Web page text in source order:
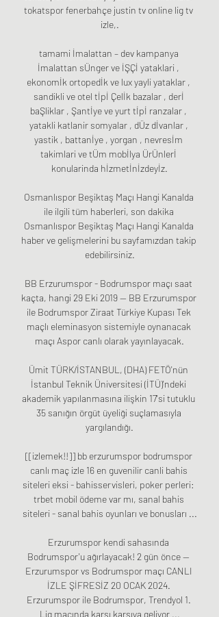
tokatspor fenerbahçe justin tv online lig tv
izle,.
tamami İmalattan – dev kampanya
İmalattan sÜnger ve İŞÇİ yataklari ,
ekonomİk ortopedİk ve lux yayli yataklar ,
sandikli ve otel tİpİ Çelİk bazalar , derİ
baŞliklar , Şantİye ve yurt tİpİ ranzalar ,
yatakli katlanir somyalar , dÜz dİvanlar ,
yastik , battanİye , yorgan , nevresİm
takimlari ve tÜm mobİlya ÜrÜnlerİ
konularinda hİzmetİnİzdeyİz.
Osmanlıspor Beşiktaş Maçı Hangi Kanalda
ile ilgili tüm haberleri, son dakika
Osmanlıspor Beşiktaş Maçı Hangi Kanalda
haber ve gelişmelerini bu sayfamızdan takip
edebilirsiniz.
BB Erzurumspor - Bodrumspor maçı saat
kaçta, hangi 29 Eki 2019 — BB Erzurumspor
ile Bodrumspor Ziraat Türkiye Kupası Tek
maçlı eleminasyon sistemiyle oynanacak
maçı Aspor canlı olarak yayınlayacak.
Ümit TÜRK/İSTANBUL, (DHA) FETÖ'nün
İstanbul Teknik Üniversitesi (İTÜ)'ndeki
akademik yapılanmasına ilişkin 17'si tutuklu
35 sanığın örgüt üyeliği suçlamasıyla
yargılandığı.
[[izlemek!!]] bb erzurumspor bodrumspor
canlı maç izle 16 en guvenilir canli bahis
siteleri eksi - bahisservisleri, poker perleri:
trbet mobil ödeme var mı, sanal bahis
siteleri - sanal bahis oyunları ve bonusları ...
Erzurumspor kendi sahasında
Bodrumspor'u ağırlayacak! 2 gün önce —
Erzurumspor vs Bodrumspor maçı CANLI
İZLE ŞİFRESİZ 20 OCAK 2024.
Erzurumspor ile Bodrumspor, Trendyol 1.
Lig maçında karşı karşıya geliyor ...